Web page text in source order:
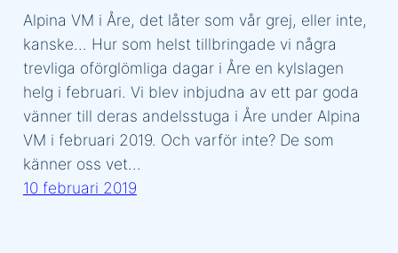
Alpina VM i Åre, det låter som vår grej, eller inte,
kanske… Hur som helst tillbringade vi några
trevliga oförglömliga dagar i Åre en kylslagen
helg i februari. Vi blev inbjudna av ett par goda
vänner till deras andelsstuga i Åre under Alpina
VM i februari 2019. Och varför inte? De som
känner oss vet…
10 februari 2019